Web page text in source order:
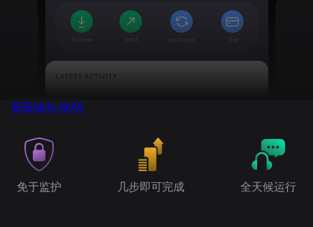
获取钱包 NOW
免于监护 几步即可完成 全天候运行